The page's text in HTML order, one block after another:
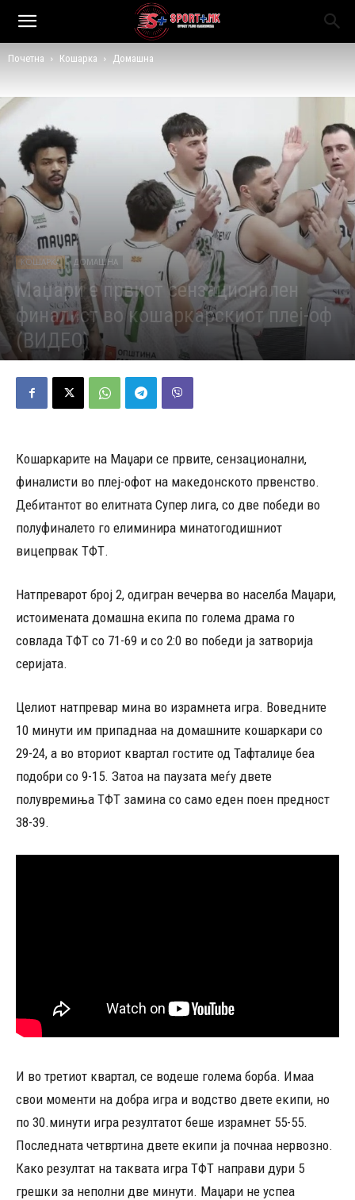
Почетна Кошарка Домашна
КОШАРКА ДОМАШНА
Маџари е првиот сензационален
финалист во кошаркарскиот плеј-оф
(ВИДЕО)
Кошаркарите на Маџари се првите, сензационални,
финалисти во плеј-офот на македонското првенство.
Дебитантот во елитната Супер лига, со две победи во
полуфиналето го елиминира минатогодишниот
вицепрвак ТФТ.
Натпреварот број 2, одигран вечерва во населба Маџари,
истоимената домашна екипа по голема драма го
совлада ТФТ со 71-69 и со 2:0 во победи ја затворија
серијата.
Целиот натпревар мина во израмнета игра. Воведните
10 минути им припаднаа на домашните кошаркари со
29-24, а во вториот квартал гостите од Тафталиџе беа
подобри со 9-15. Затоа на паузата меѓу двете
полувремиња ТФТ замина со само еден поен предност
38-39.
И во третиот квартал, се водеше голема борба. Имаа
свои моменти на добра игра и водство двете екипи, но
по 30.минути игра резултатот беше израмнет 55-55.
Последната четвртина двете екипи ја почнаа нервозно.
Како резултат на таквата игра ТФТ направи дури 5
грешки за неполни две минути. Маџари не успеа